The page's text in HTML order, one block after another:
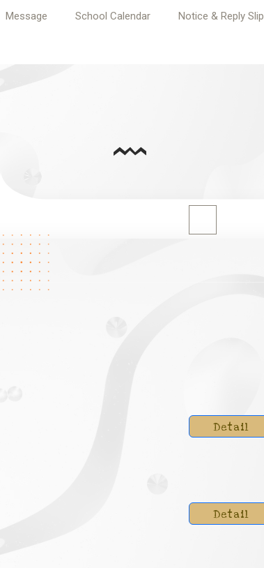
Message School Calendar Notice & Reply Slip
Detail
Detail